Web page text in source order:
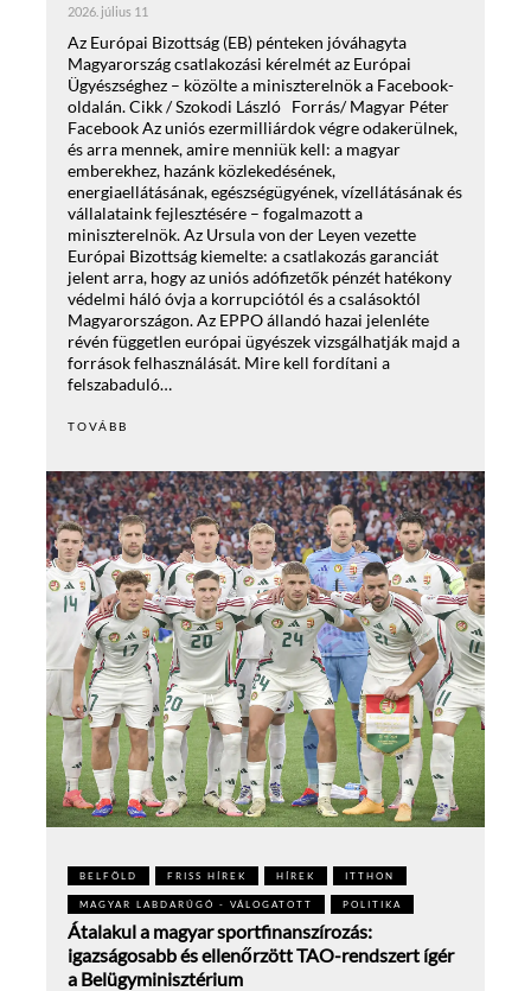
2026. július 11
Az Európai Bizottság (EB) pénteken jóváhagyta
Magyarország csatlakozási kérelmét az Európai
Ügyészséghez – közölte a miniszterelnök a Facebook-
oldalán. Cikk / Szokodi László Forrás/ Magyar Péter
Facebook Az uniós ezermilliárdok végre odakerülnek,
és arra mennek, amire menniük kell: a magyar
emberekhez, hazánk közlekedésének,
energiaellátásának, egészségügyének, vízellátásának és
vállalataink fejlesztésére – fogalmazott a
miniszterelnök. Az Ursula von der Leyen vezette
Európai Bizottság kiemelte: a csatlakozás garanciát
jelent arra, hogy az uniós adófizetők pénzét hatékony
védelmi háló óvja a korrupciótól és a csalásoktól
Magyarországon. Az EPPO állandó hazai jelenléte
révén független európai ügyészek vizsgálhatják majd a
források felhasználását. Mire kell fordítani a
felszabaduló…
TOVÁBB
BELFÖLD FRISS HÍREK HÍREK ITTHON
MAGYAR LABDARÚGÓ - VÁLOGATOTT POLITIKA
Átalakul a magyar sportfinanszírozás:
igazságosabb és ellenőrzött TAO-rendszert ígér
a Belügyminisztérium